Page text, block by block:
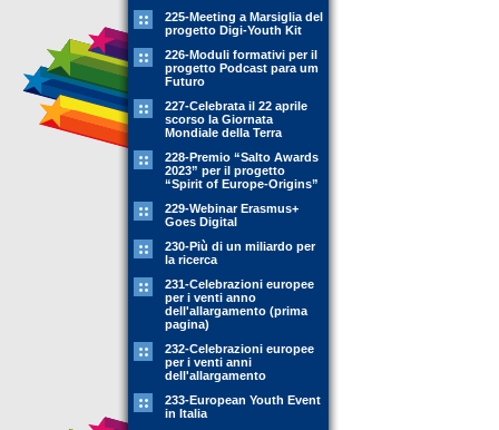
225-Meeting a Marsiglia del
progetto Digi-Youth Kit
226-Moduli formativi per il
progetto Podcast para um
Futuro
227-Celebrata il 22 aprile
scorso la Giornata
Mondiale della Terra
228-Premio “Salto Awards
2023” per il progetto
“Spirit of Europe-Origins”
229-Webinar Erasmus+
Goes Digital
230-Più di un miliardo per
la ricerca
231-Celebrazioni europee
per i venti anno
dell'allargamento (prima
pagina)
232-Celebrazioni europee
per i venti anni
dell'allargamento
233-European Youth Event
in Italia